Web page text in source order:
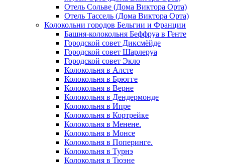
Отель Сольве (Дома Виктора Орта)
Отель Тассель (Дома Виктора Орта)
Колокольни городов Бельгии и Франции
Башня-колокольня Беффруа в Генте
Городской совет Диксмёйде
Городской совет Шарлеруа
Городской совет Экло
Колокольня в Алсте
Колокольня в Брюгге
Колокольня в Верне
Колокольня в Дендермонде
Колокольня в Ипре
Колокольня в Кортрейке
Колокольня в Менене.
Колокольня в Монсе
Колокольня в Поперинге.
Колокольня в Турнэ
Колокольня в Тюэне